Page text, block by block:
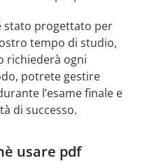
stato progettato per
tempo di studio,
richiederà ogni
potrete gestire
l’esame finale e
di successo.
usare pdf